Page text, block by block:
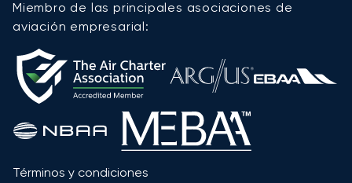
Miembro de las principales asociaciones de
aviación empresarial:
Términos y condiciones